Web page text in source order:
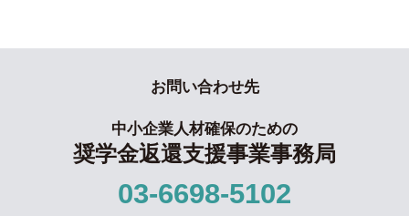
お問い合わせ先
中小企業人材確保のための
奨学金返還支援事業事務局
03-6698-5102